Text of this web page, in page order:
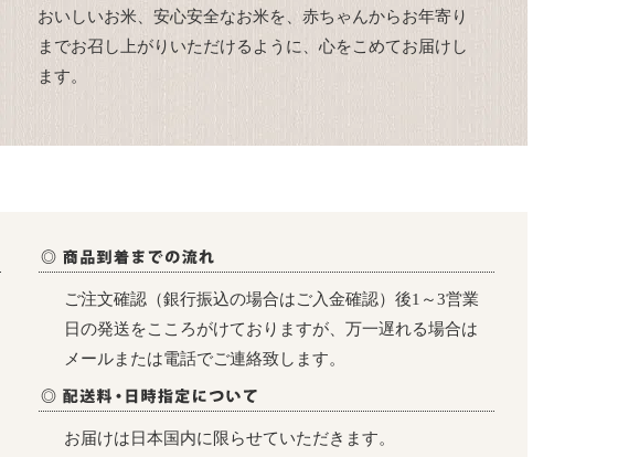
おいしいお米、安心安全なお米を、赤ちゃんからお年寄り
までお召し上がりいただけるように、心をこめてお届けし
ます。
ご注文確認（銀行振込の場合はご入金確認）後1～3営業
日の発送をこころがけておりますが、万一遅れる場合は
メールまたは電話でご連絡致します。
お届けは日本国内に限らせていただきます。